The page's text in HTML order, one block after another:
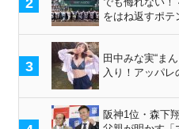
2
をはね返すポテ
3
田中みな実“ま
入り！アッパレ
阪神1位・森下